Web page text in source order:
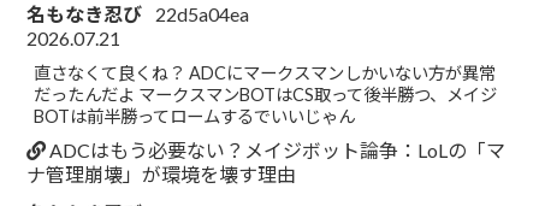
名もなき忍び
22d5a04ea
2026.07.21
直さなくて良くね？ ADCにマークスマンしかいない方が異常
だったんだよ マークスマンBOTはCS取って後半勝つ、メイジ
BOTは前半勝ってロームするでいいじゃん
ADCはもう必要ない？メイジボット論争：LoLの「マ
ナ管理崩壊」が環境を壊す理由